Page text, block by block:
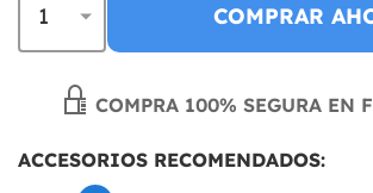
COMPRAR
COMPRA 100% SEGURA EN
ACCESORIOS RECOMENDADOS: